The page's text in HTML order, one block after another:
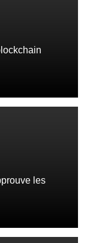
les